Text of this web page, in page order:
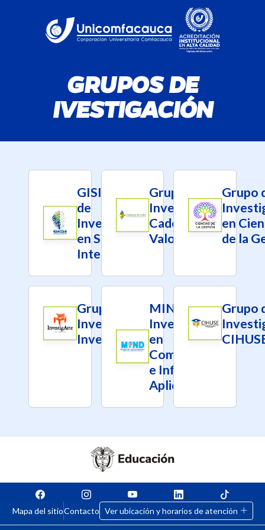
GRUPOS DE
IVESTIGACIÓN
GISI – Grupo
de
Investigación
en Sistemas
Inteligentes
Grupo de
Investigación
Cadenas de
Valor
Grupo
en
de la
Grupo de
Investigación
Investigarte
MIND –
Investigación
en
Computación
e Informática
Aplicada
Grupo
Mapa del sitioContacto Ver ubicación y horarios de atención